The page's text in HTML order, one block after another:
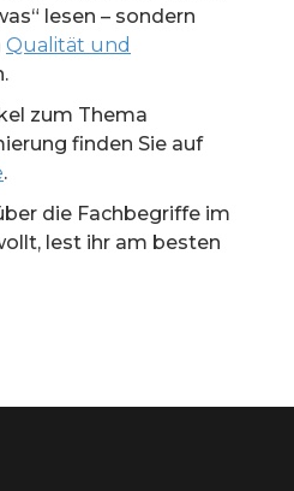
lesen – sondern
Qualität und
zum Thema
finden Sie auf
.
die Fachbegriffe im
lest ihr am besten